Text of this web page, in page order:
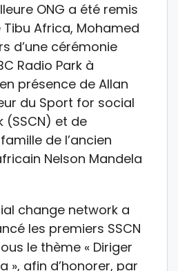
ONG a été remis
Africa, Mohamed
d’une cérémonie
Radio Park à
présence de Allan
du Sport for social
(SSCN) et de
de l’ancien
Nelson Mandela
change network a
les premiers SSCN
le thème « Diriger
», afin d’honorer, par